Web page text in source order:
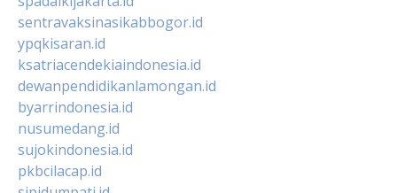
sentravaksinasikabbogor.id
ypqkisaran.id
ksatriacendekiaindonesia.id
dewanpendidikanlamongan.id
byarrindonesia.id
nusumedang.id
sujokindonesia.id
pkbcilacap.id